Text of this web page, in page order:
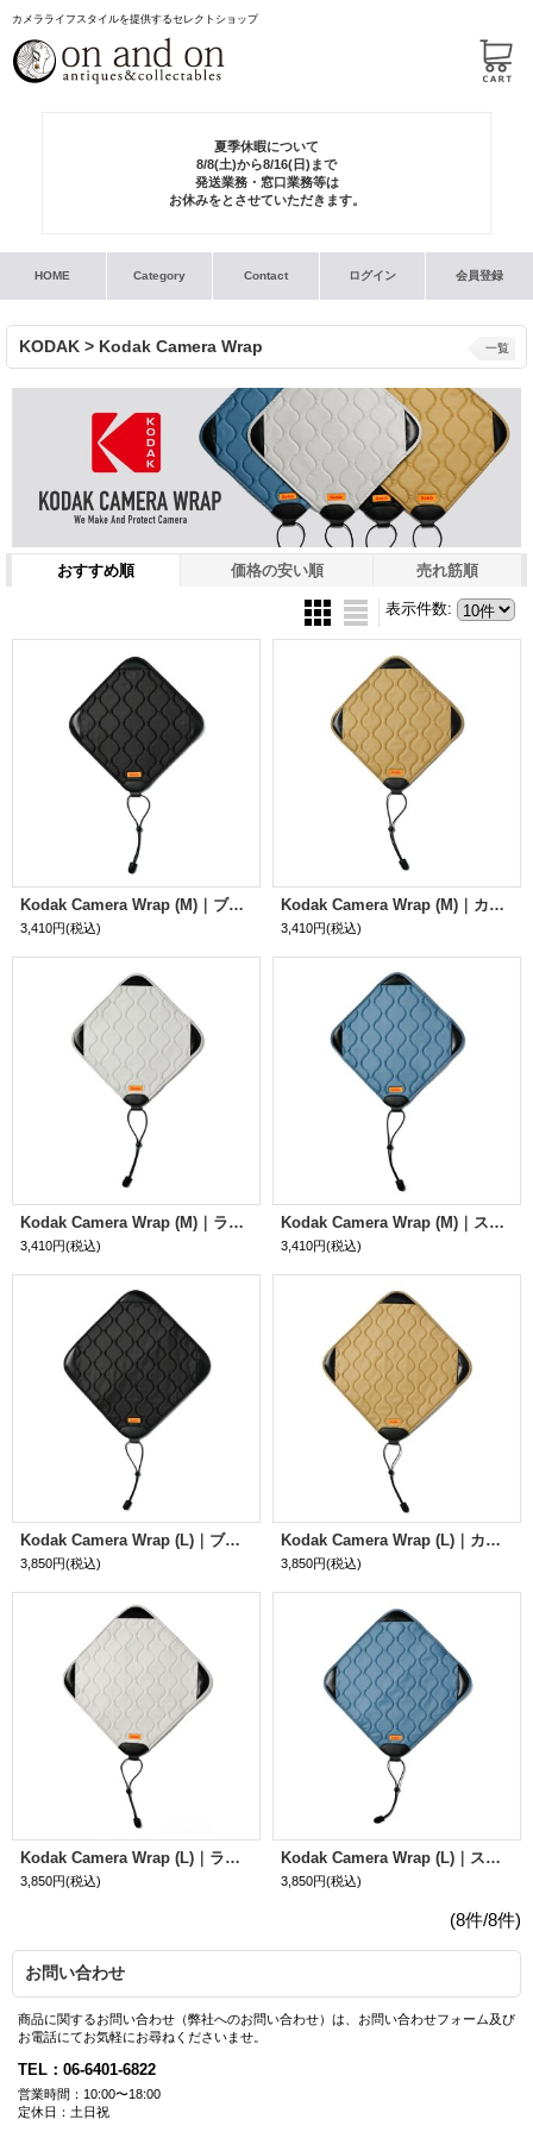
カメラライフスタイルを提供するセレクトショップ
夏季休暇について
8/8(土)から8/16(日)まで
発送業務・窓口業務等は
お休みをとさせていただきます。
HOME Category Contact ログイン 会員登録
KODAK > Kodak Camera Wrap 一覧
おすすめ順 価格の安い順 売れ筋順
表示件数:
Kodak Camera Wrap (M)｜ブラック
3,410円(税込)
Kodak Camera Wrap (M)｜カーキ
3,410円(税込)
Kodak Camera Wrap (M)｜ライトグレイ
3,410円(税込)
Kodak Camera Wrap (M)｜スチールブルー
3,410円(税込)
Kodak Camera Wrap (L)｜ブラック
3,850円(税込)
Kodak Camera Wrap (L)｜カーキ
3,850円(税込)
Kodak Camera Wrap (L)｜ライトグレイ
3,850円(税込)
Kodak Camera Wrap (L)｜スチールブルー
3,850円(税込)
(8件/8件)
お問い合わせ
商品に関するお問い合わせ（弊社へのお問い合わせ）は、お問い合わせフォーム及び
お電話にてお気軽にお尋ねくださいませ。
TEL：06-6401-6822
営業時間：10:00〜18:00
定休日：土日祝